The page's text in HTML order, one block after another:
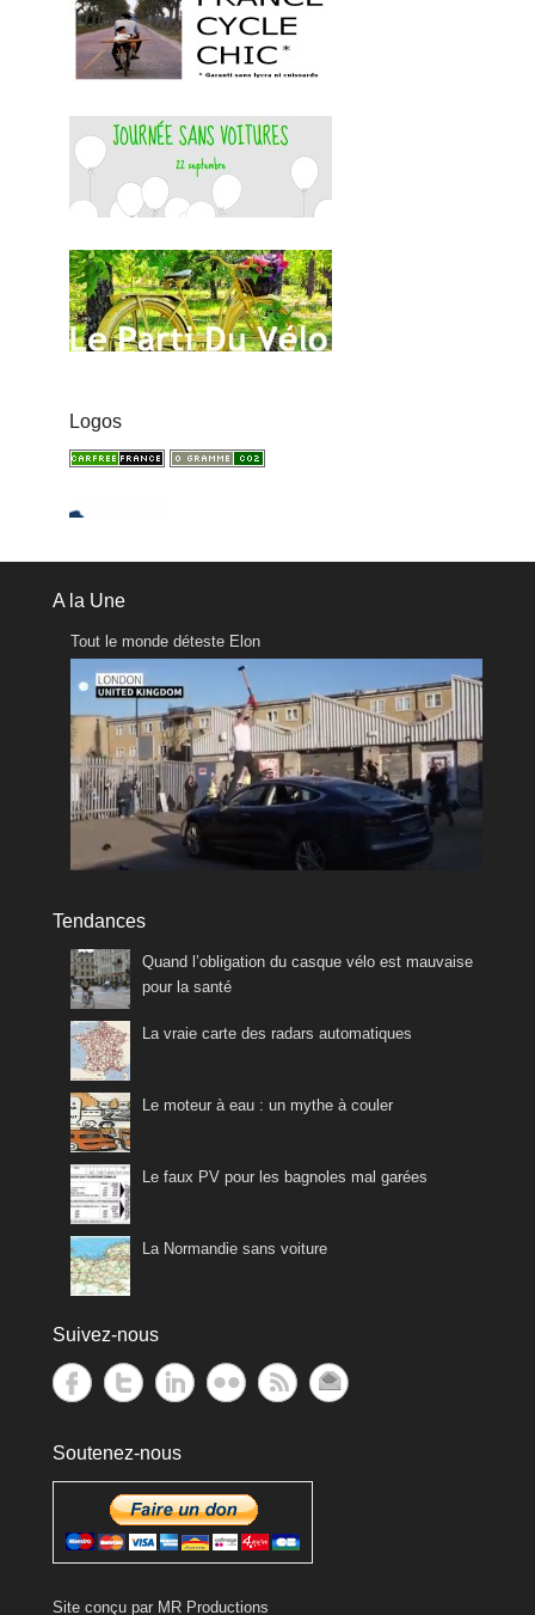
Logos
A la Une
Tout le monde déteste Elon
Tendances
Quand l’obligation du casque vélo est mauvaise
pour la santé
La vraie carte des radars automatiques
Le moteur à eau : un mythe à couler
Le faux PV pour les bagnoles mal garées
La Normandie sans voiture
Suivez-nous
Soutenez-nous
Site conçu par MR Productions